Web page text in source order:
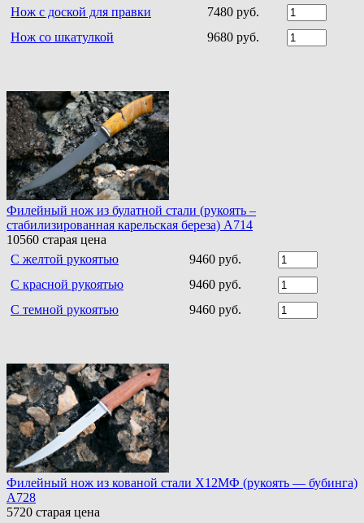
Нож с доской для правки
7480 руб.
Нож со шкатулкой
9680 руб.
Филейный нож из булатной стали (рукоять –
стабилизированная карельская береза) A714
10560 старая цена
С желтой рукоятью
9460 руб.
С красной рукоятью
9460 руб.
С темной рукоятью
9460 руб.
Филейный нож из кованой стали Х12МФ (рукоять — бубинга)
A728
5720 старая цена